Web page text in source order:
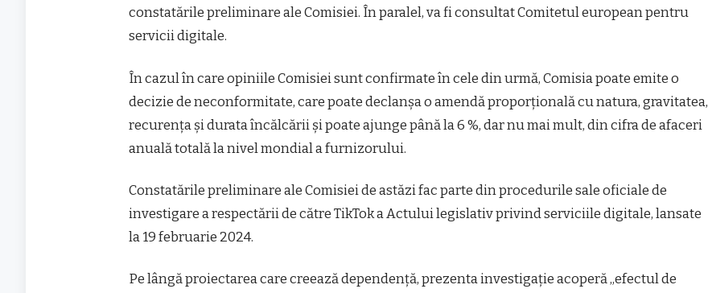
constatările preliminare ale Comisiei. În paralel, va fi consultat Comitetul european pentru
servicii digitale.
În cazul în care opiniile Comisiei sunt confirmate în cele din urmă, Comisia poate emite o
decizie de neconformitate, care poate declanşa o amendă proporţională cu natura, gravitatea,
recurenţa şi durata încălcării şi poate ajunge până la 6 %, dar nu mai mult, din cifra de afaceri
anuală totală la nivel mondial a furnizorului.
Constatările preliminare ale Comisiei de astăzi fac parte din procedurile sale oficiale de
investigare a respectării de către TikTok a Actului legislativ privind serviciile digitale, lansate
la 19 februarie 2024.
Pe lângă proiectarea care creează dependenţă, prezenta investigaţie acoperă „efectul de